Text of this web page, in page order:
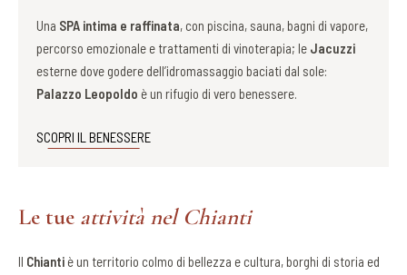
Una SPA intima e raffinata, con piscina, sauna, bagni di vapore,
percorso emozionale e trattamenti di vinoterapia; le Jacuzzi
esterne dove godere dell’idromassaggio baciati dal sole:
Palazzo Leopoldo è un rifugio di vero benessere.
SCOPRI IL BENESSERE
Le tue attività nel Chianti
Il Chiantiè un territorio colmo di bellezza e cultura, borghi di storia ed